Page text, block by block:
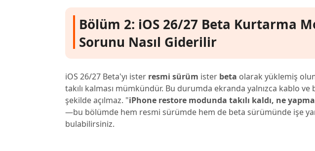
Bölüm 2: iOS 26/27 Beta Kurtarma
Sorunu Nasıl Giderilir
iOS 26/27 Beta'yı ister resmi sürüm ister beta olarak yüklemiş
takılı kalması mümkündür. Bu durumda ekranda yalnızca kablo
şekilde açılmaz. "iPhone restore modunda takılı kaldı, ne
—bu bölümde hem resmi sürümde hem de beta sürümünde işe
bulabilirsiniz.